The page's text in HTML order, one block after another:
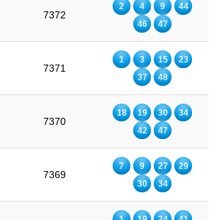
7372
2 4 9
44
46
47
7371
1 3 15
23
37
48
7370
18 19 30
34
42
47
7369
7 9 27
29
30
34